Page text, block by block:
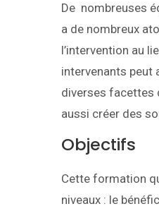
De nombreuses
a de nombreux
l’intervention au
intervenants peut
diverses facettes
aussi créer des
Objectifs
Cette formation
niveaux : le